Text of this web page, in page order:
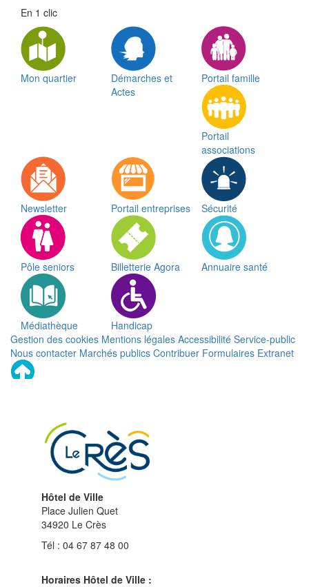
En 1 clic
Mon quartier
Démarches et
Actes
Portail famille
Portail
associations
Newsletter Portail entreprises Sécurité
Pôle seniors Billetterie Agora Annuaire santé
Médiathèque
Handicap
Gestion des cookies Mentions légales Accessibilité Service-public
Nous contacter Marchés publics Contribuer Formulaires Extranet
Remonter
Hôtel de Ville
Place Julien Quet
34920 Le Crès
Tél : 04 67 87 48 00
Horaires Hôtel de Ville :